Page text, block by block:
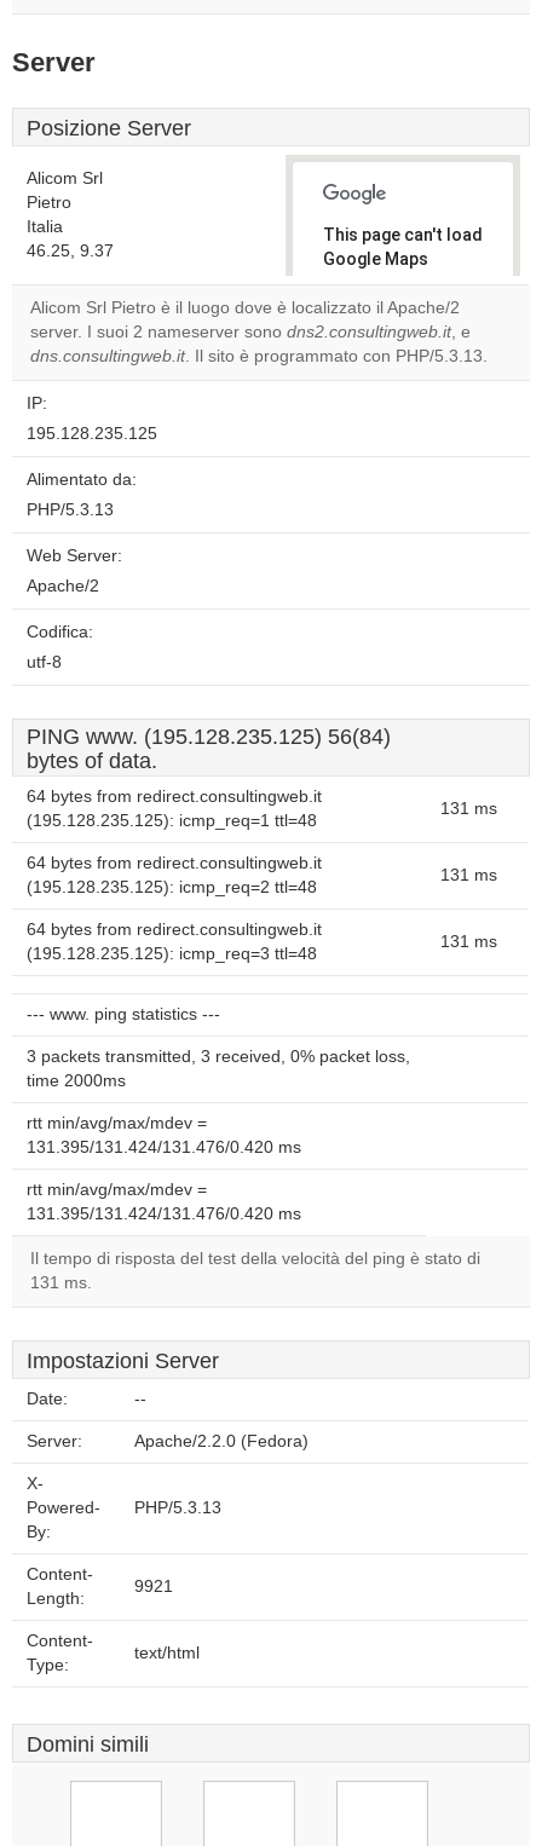
Server
Posizione Server
Alicom Srl
Pietro
Italia
46.25, 9.37
This page can't load
Google Maps
correctly.
Do you
own this
OK
Alicom Srl Pietro è il luogo dove è localizzato il Apache/2
server. I suoi 2 nameserver sono dns2.consultingweb.it, e
dns.consultingweb.it. Il sito è programmato con PHP/5.3.13.
IP:
195.128.235.125
Alimentato da:
PHP/5.3.13
Web Server:
Apache/2
Codifica:
utf-8
PING www. (195.128.235.125) 56(84)
bytes of data.
64 bytes from redirect.consultingweb.it
(195.128.235.125): icmp_req=1 ttl=48
131 ms
64 bytes from redirect.consultingweb.it
(195.128.235.125): icmp_req=2 ttl=48
131 ms
64 bytes from redirect.consultingweb.it
(195.128.235.125): icmp_req=3 ttl=48
131 ms
--- www. ping statistics ---
3 packets transmitted, 3 received, 0% packet loss,
time 2000ms
rtt min/avg/max/mdev =
131.395/131.424/131.476/0.420 ms
rtt min/avg/max/mdev =
131.395/131.424/131.476/0.420 ms
Il tempo di risposta del test della velocità del ping è stato di
131 ms.
Impostazioni Server
Date: --
Server: Apache/2.2.0 (Fedora)
X-
Powered-
By:
PHP/5.3.13
Content-
Length:
9921
Content-
Type:
text/html
Domini simili